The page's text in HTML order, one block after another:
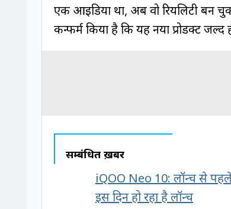
एक आइडिया था, अब वो रियलिटी
कन्फर्म किया है कि यह नया प्रोडक्ट जल्द
सम्बंधित ख़बरें
iQOO Neo 10: लॉन्च से
इस दिन हो रहा है लॉन्च